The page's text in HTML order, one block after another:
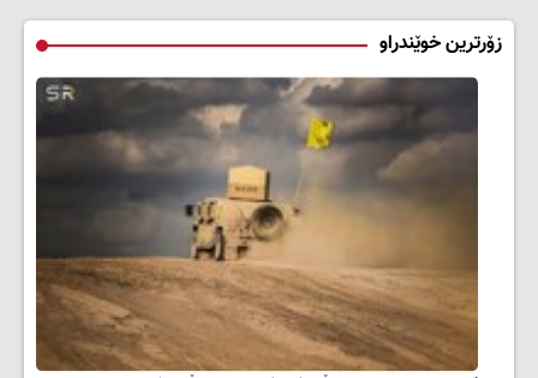
زۆرترین خوێندراو